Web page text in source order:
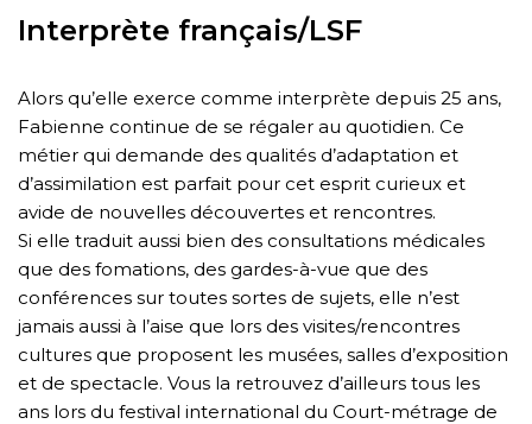
Interprète français/LSF
Alors qu’elle exerce comme interprète depuis 25 ans,
Fabienne continue de se régaler au quotidien. Ce
métier qui demande des qualités d’adaptation et
d’assimilation est parfait pour cet esprit curieux et
avide de nouvelles découvertes et rencontres.
Si elle traduit aussi bien des consultations médicales
que des fomations, des gardes-à-vue que des
conférences sur toutes sortes de sujets, elle n’est
jamais aussi à l’aise que lors des visites/rencontres
cultures que proposent les musées, salles d’exposition
et de spectacle. Vous la retrouvez d’ailleurs tous les
ans lors du festival international du Court-métrage de